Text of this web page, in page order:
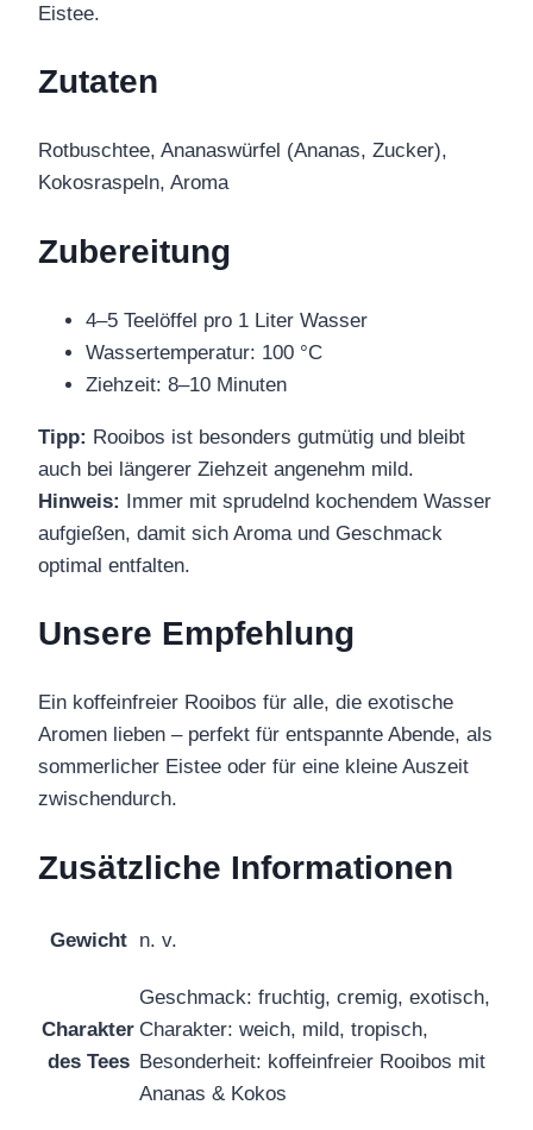
Eistee.
Zutaten
Rotbuschtee, Ananaswürfel (Ananas, Zucker),
Kokosraspeln, Aroma
Zubereitung
4–5 Teelöffel pro 1 Liter Wasser
Wassertemperatur: 100 °C
Ziehzeit: 8–10 Minuten
Tipp: Rooibos ist besonders gutmütig und bleibt
auch bei längerer Ziehzeit angenehm mild.
Hinweis: Immer mit sprudelnd kochendem Wasser
aufgießen, damit sich Aroma und Geschmack
optimal entfalten.
Unsere Empfehlung
Ein koffeinfreier Rooibos für alle, die exotische
Aromen lieben – perfekt für entspannte Abende, als
sommerlicher Eistee oder für eine kleine Auszeit
zwischendurch.
Zusätzliche Informationen
Gewicht n. v.
Charakter
des Tees
Geschmack: fruchtig, cremig, exotisch,
Charakter: weich, mild, tropisch,
Besonderheit: koffeinfreier Rooibos mit
Ananas & Kokos